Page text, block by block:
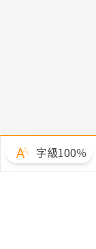
字級100％